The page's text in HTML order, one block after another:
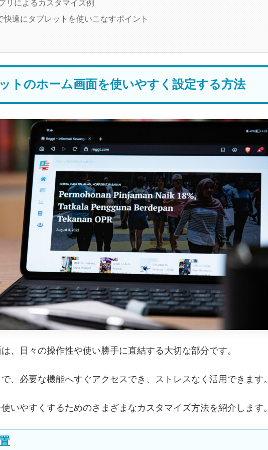
リによるカスタマイズ例
快適にタブレットを使いこなすポイント
トのホーム画面を使いやすく設定する方法
、日々の操作性や使い勝手に直結する大切な部分です。
、必要な機能へすぐアクセスでき、ストレスなく活用できます。
いやすくするためのさまざまなカスタマイズ方法を紹介します。